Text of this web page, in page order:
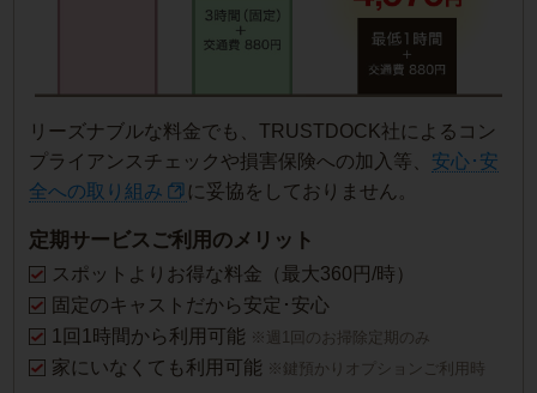
リーズナブルな料金でも、TRUSTDOCK社によるコン
プライアンスチェックや損害保険への加入等、 安心･安
全への取り組み
に妥協をしておりません。
定期サービスご利用のメリット
スポットよりお得な料金（最大360円/時）
固定のキャストだから安定･安心
1回1時間から利用可能 ※週1回のお掃除定期のみ
家にいなくても利用可能 ※鍵預かりオプションご利用時